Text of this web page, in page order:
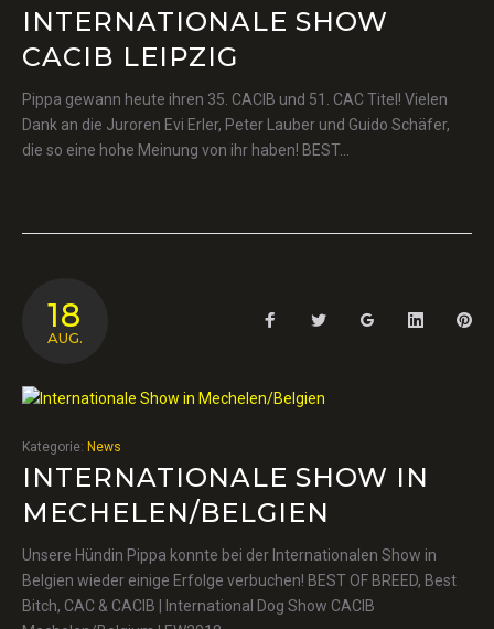
INTERNATIONALE SHOW
CACIB LEIPZIG
Pippa gewann heute ihren 35. CACIB und 51. CAC Titel! Vielen
Dank an die Juroren Evi Erler, Peter Lauber und Guido Schäfer,
die so eine hohe Meinung von ihr haben! BEST…
18
AUG.
FacebookTwitter Google+ LinkedIn
Kategorie: News
INTERNATIONALE SHOW IN
MECHELEN/BELGIEN
Unsere Hündin Pippa konnte bei der Internationalen Show in
Belgien wieder einige Erfolge verbuchen! BEST OF BREED, Best
Bitch, CAC & CACIB | International Dog Show CACIB